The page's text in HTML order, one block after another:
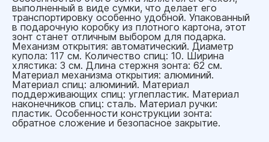
выполненный в виде сумки, что делает его
транспортировку особенно удобной. Упакованный
в подарочную коробку из плотного картона, этот
зонт станет отличным выбором для подарка.
Механизм открытия: автоматический. Диаметр
купола: 117 см. Количество спиц: 10. Ширина
хлястика: 3 см. Длина стержня зонта: 62 см.
Материал механизма открытия: алюминий.
Материал спиц: алюминий. Материал
поддерживающих спиц: углепластик. Материал
наконечников спиц: сталь. Материал ручки:
пластик. Особенности конструкции зонта:
обратное сложение и безопасное закрытие.